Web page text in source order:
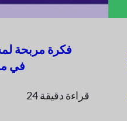
في
24 قراءة دقيقة